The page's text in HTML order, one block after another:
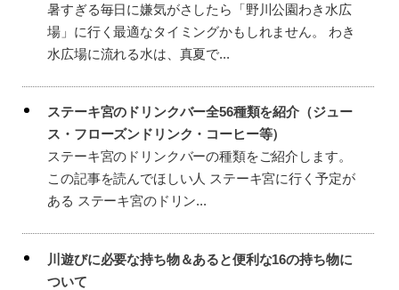
暑すぎる毎日に嫌気がさしたら「野川公園わき水広
場」に行く最適なタイミングかもしれません。 わき
水広場に流れる水は、真夏で...
ステーキ宮のドリンクバー全56種類を紹介（ジュー
ス・フローズンドリンク・コーヒー等）
ステーキ宮のドリンクバーの種類をご紹介します。
この記事を読んでほしい人 ステーキ宮に行く予定が
ある ステーキ宮のドリン...
川遊びに必要な持ち物＆あると便利な16の持ち物に
ついて